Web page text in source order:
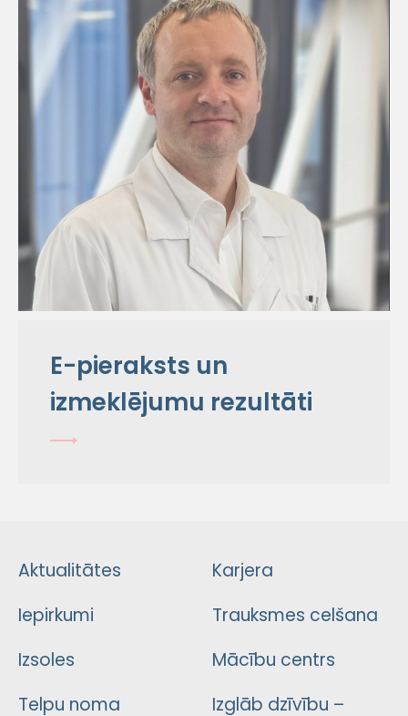
E-pieraksts un
izmeklējumu rezultāti
Aktualitātes
Iepirkumi
Izsoles
Telpu noma
Karjera
Trauksmes celšana
Mācību centrs
Izglāb dzīvību –